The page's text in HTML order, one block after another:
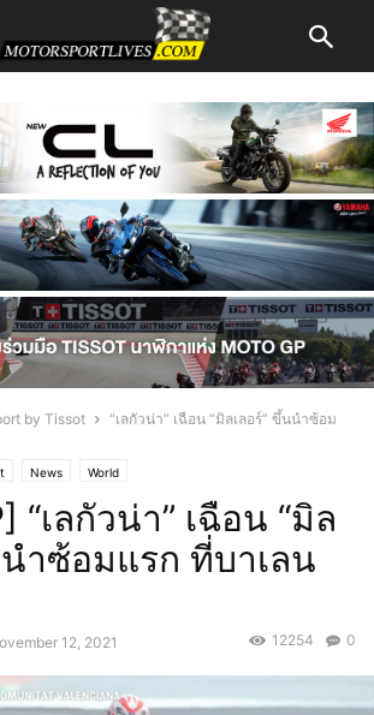
by Tissot
“เลกัวน่า” เฉือน “มิลเลอร์” ขึ้นนำซ้อม
News World
“เลกัวน่า” เฉือน “มิล
นำซ้อมแรก ที่บาเลน
12, 2021 0
12254